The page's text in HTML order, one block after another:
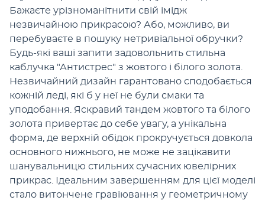
Бажаєте урізноманітнити свій імідж
незвичайною прикрасою? Або, можливо, ви
перебуваєте в пошуку нетривіальної обручки?
Будь-які ваші запити задовольнить стильна
каблучка "Антистрес" з жовтого і білого золота.
Незвичайний дизайн гарантовано сподобається
кожній леді, які б у неї не були смаки та
уподобання. Яскравий тандем жовтого та білого
золота привертає до себе увагу, а унікальна
форма, де верхній обідок прокручується довкола
основного нижнього, не може не зацікавити
шанувальницю стильних сучасних ювелірних
прикрас. Ідеальним завершенням для цієї моделі
стало витончене гравіювання у геометричному